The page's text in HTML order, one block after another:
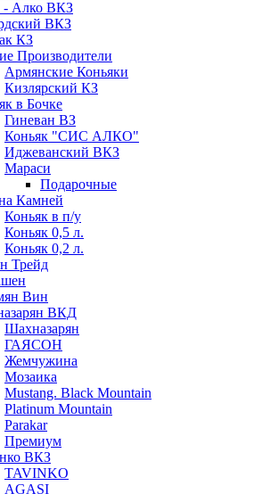
- Алко ВКЗ
ВКЗ
КЗ
Производители
Армянские Коньяки
Кизлярский КЗ
в Бочке
Гиневан ВЗ
Коньяк "СИС АЛКО"
Иджеванский ВКЗ
Мараси
Подарочные
Камней
Коньяк в п/у
Коньяк 0,5 л.
Коньяк 0,2 л.
Трейд
Вин
ВКД
Шахназарян
ГАЯСОН
Жемчужина
Мозаика
Mustang. Black Mountain
Platinum Mountain
Parakar
Премиум
ВКЗ
TAVINKO
AGASI